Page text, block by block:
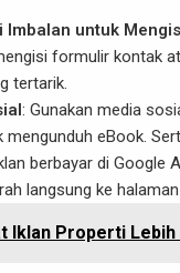
Imbalan untuk
formulir kontak
tertarik.
: Gunakan media
eBook.
berbayar di Google
langsung ke
Iklan Properti